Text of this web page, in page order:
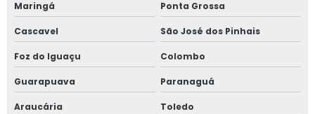
Maringá Ponta Grossa
Cascavel São José dos Pinhais
Foz do Iguaçu Colombo
Guarapuava Paranaguá
Araucária Toledo